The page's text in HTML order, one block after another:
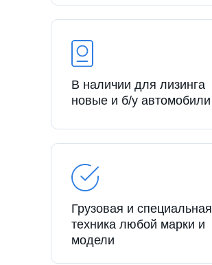
В наличии для лизинга
новые и б/у автомобили
Грузовая и специальная
техника любой марки и
модели